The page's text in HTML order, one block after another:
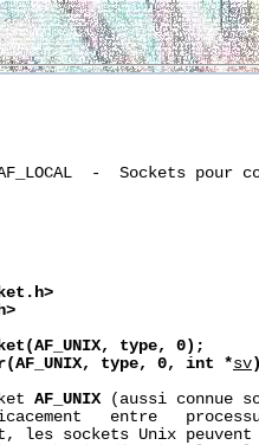
-  Sockets pour
type,
0);
type, 0, int *sv
AF_UNIX (aussi connue
entre
les sockets Unix